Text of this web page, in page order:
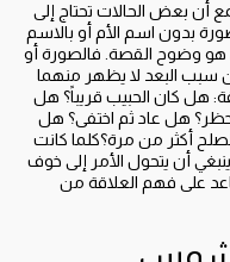
أن بعض الحالات تحتاج إلى
بدون اسم الأم أو بالاسم
هو وضوح القصة. فالصورة أو
سبب البعد لا يظهر منهما
هل كان الحبيب قريباً؟ هل
هل عاد ثم اختفى؟ هل
أكثر من مرة؟كلما كانت
أن يتحول الأمر إلى خوف
على فهم العلاقة من